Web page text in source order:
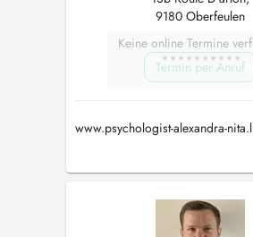
9180 Oberfeulen
Keine online Termine
Termin per Anruf
www.psychologist-alexandra-